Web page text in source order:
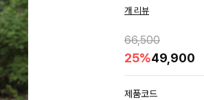
개 리뷰
66,500
25%49,900
제품코드